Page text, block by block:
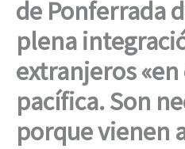
de Ponferrada
plena
extranjeros
pacífica. Son
porque vienen